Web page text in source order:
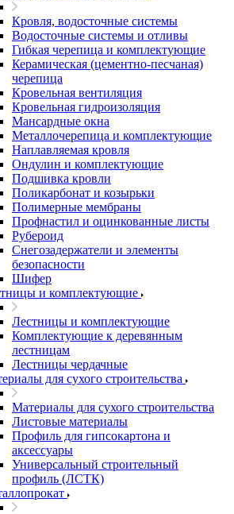
Кровля, водосточные системы
Водосточные системы и отливы
Гибкая черепица и комплектующие
Керамическая (цементно-песчаная)
черепица
Кровельная вентиляция
Кровельная гидроизоляция
Мансардные окна
Металлочерепица и комплектующие
Наплавляемая кровля
Ондулин и комплектующие
Подшивка кровли
Поликарбонат и козырьки
Полимерные мембраны
Профнастил и оцинкованные листы
Рубероид
Снегозадержатели и элементы
безопасности
Шифер
и комплектующие
Лестницы и комплектующие
Комплектующие к деревянным
лестницам
Лестницы чердачные
для сухого строительства
Материалы для сухого строительства
Листовые материалы
Профиль для гипсокартона и
аксессуары
Универсальный строительный
профиль (ЛСТК)